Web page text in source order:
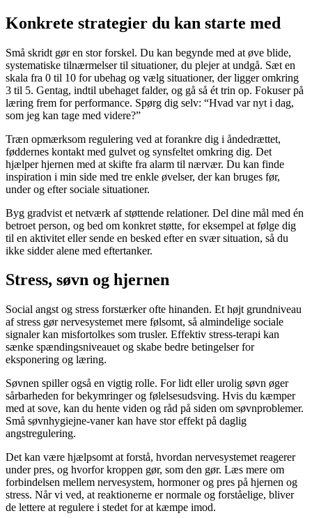
Konkrete strategier du kan starte med
Små skridt gør en stor forskel. Du kan begynde med at øve blide,
systematiske tilnærmelser til situationer, du plejer at undgå. Sæt en
skala fra 0 til 10 for ubehag og vælg situationer, der ligger omkring
3 til 5. Gentag, indtil ubehaget falder, og gå så ét trin op. Fokuser på
læring frem for performance. Spørg dig selv: “Hvad var nyt i dag,
som jeg kan tage med videre?”
Træn opmærksom regulering ved at forankre dig i åndedrættet,
føddernes kontakt med gulvet og synsfeltet omkring dig. Det
hjælper hjernen med at skifte fra alarm til nærvær. Du kan finde
inspiration i min side med tre enkle øvelser, der kan bruges før,
under og efter sociale situationer.
Byg gradvist et netværk af støttende relationer. Del dine mål med én
betroet person, og bed om konkret støtte, for eksempel at følge dig
til en aktivitet eller sende en besked efter en svær situation, så du
ikke sidder alene med eftertanker.
Stress, søvn og hjernen
Social angst og stress forstærker ofte hinanden. Et højt grundniveau
af stress gør nervesystemet mere følsomt, så almindelige sociale
signaler kan misfortolkes som trusler. Effektiv stress-terapi kan
sænke spændingsniveauet og skabe bedre betingelser for
eksponering og læring.
Søvnen spiller også en vigtig rolle. For lidt eller urolig søvn øger
sårbarheden for bekymringer og følelsesudsving. Hvis du kæmper
med at sove, kan du hente viden og råd på siden om søvnproblemer.
Små søvnhygiejne-vaner kan have stor effekt på daglig
angstregulering.
Det kan være hjælpsomt at forstå, hvordan nervesystemet reagerer
under pres, og hvorfor kroppen gør, som den gør. Læs mere om
forbindelsen mellem nervesystem, hormoner og pres på hjernen og
stress. Når vi ved, at reaktionerne er normale og forståelige, bliver
de lettere at regulere i stedet for at kæmpe imod.